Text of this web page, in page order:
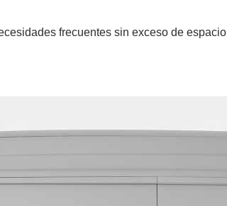
frecuentes sin exceso de